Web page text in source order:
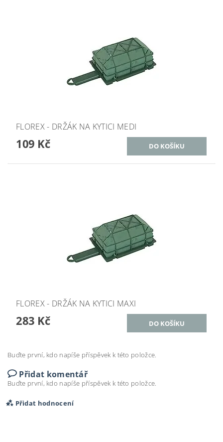
FLOREX - DRŽÁK NA KYTICI MEDI
109 Kč
FLOREX - DRŽÁK NA KYTICI MAXI
283 Kč
Buďte první, kdo napíše příspěvek k této položce.
Přidat komentář
Buďte první, kdo napíše příspěvek k této položce.
Přidat hodnocení